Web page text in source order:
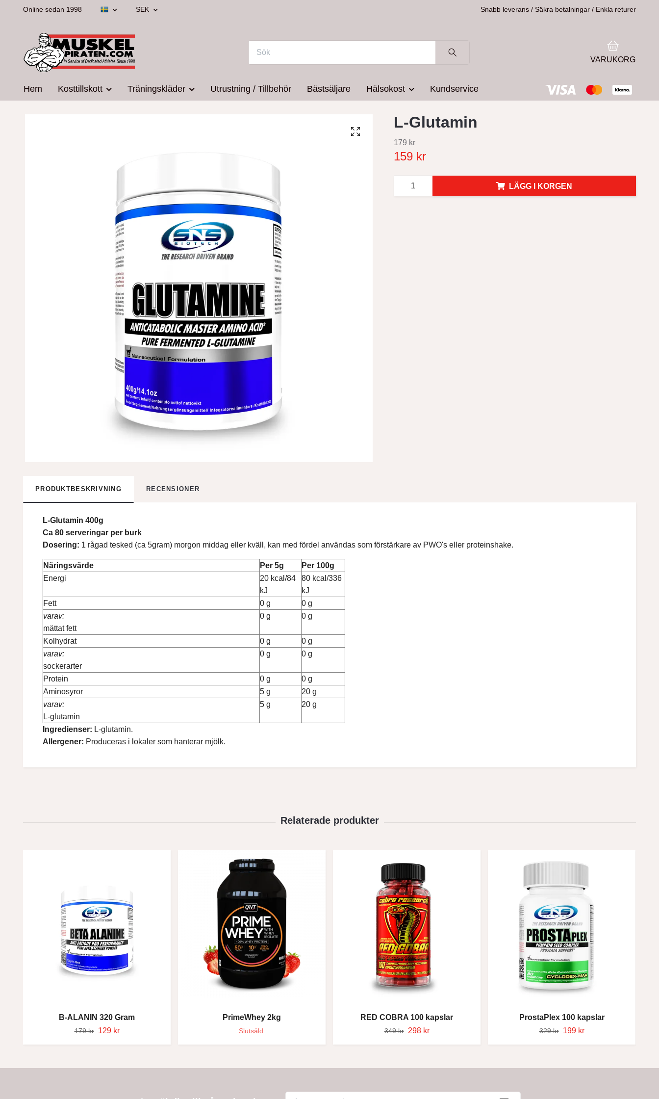
Online sedan 1998 SEK Snabb leverans / Säkra betalningar / Enkla returer
VARUKORG
Hem Kosttillskott Träningskläder Utrustning / Tillbehör Bästsäljare Hälsokost Kundservice
L-Glutamin
179 kr
159 kr
LÄGG I KORGEN
PRODUKTBESKRIVNING RECENSIONER
L-Glutamin 400g
Ca 80 serveringar per burk
Dosering: 1 rågad tesked (ca 5gram) morgon middag eller kväll, kan med fördel användas som förstärkare av PWO's eller proteinshake.
Näringsvärde Per 5g
Per 100g
Energi
20 kcal/84
kJ
80 kcal/336
kJ
Fett
0 g
0 g
varav:
mättat fett
0 g 0 g
Kolhydrat 0 g
0 g
varav:
sockerarter
0 g 0 g
Protein 0 g
0 g
Aminosyror
5 g
20 g
varav:
L-glutamin
5 g 20 g
Ingredienser: L-glutamin.
Allergener: Produceras i lokaler som hanterar mjölk.
B-ALANIN 320 Gram
179 kr 129 kr
PrimeWhey 2kg
Slutsåld
RED COBRA 100 kapslar
349 kr 298 kr
ProstaPlex 100 kapslar
329 kr 199 kr